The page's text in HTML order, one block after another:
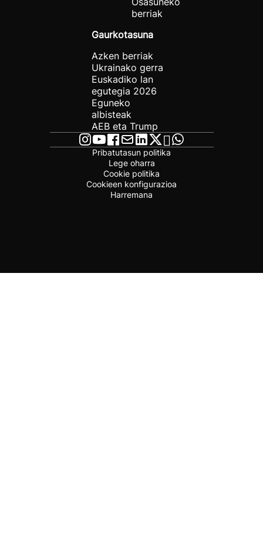
berriak
Gaurkotasuna
Azken berriak
Ukrainako gerra
Euskadiko lan
egutegia 2026
Eguneko
albisteak
AEB eta Trump
Pribatutasun politika
Lege oharra
Cookie politika
Cookieen konfigurazioa
Harremana